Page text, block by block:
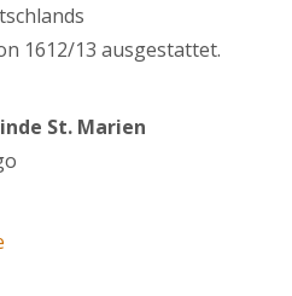
1612/13 ausgestattet.
St. Marien